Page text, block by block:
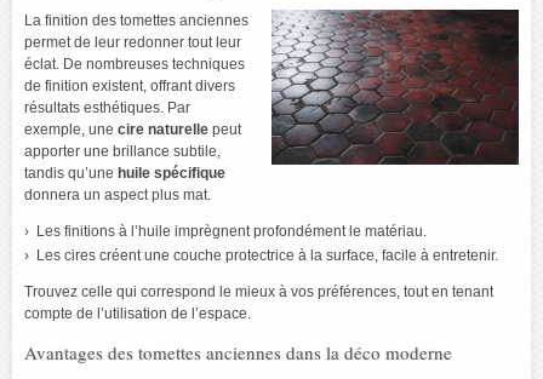
La finition des tomettes anciennes
permet de leur redonner tout leur
éclat. De nombreuses techniques
de finition existent, offrant divers
résultats esthétiques. Par
exemple, une cire naturelle peut
apporter une brillance subtile,
tandis qu’une huile spécifique
donnera un aspect plus mat.
Les finitions à l’huile imprègnent profondément le matériau.
Les cires créent une couche protectrice à la surface, facile à entretenir.
Trouvez celle qui correspond le mieux à vos préférences, tout en tenant
compte de l’utilisation de l’espace.
Avantages des tomettes anciennes dans la déco moderne